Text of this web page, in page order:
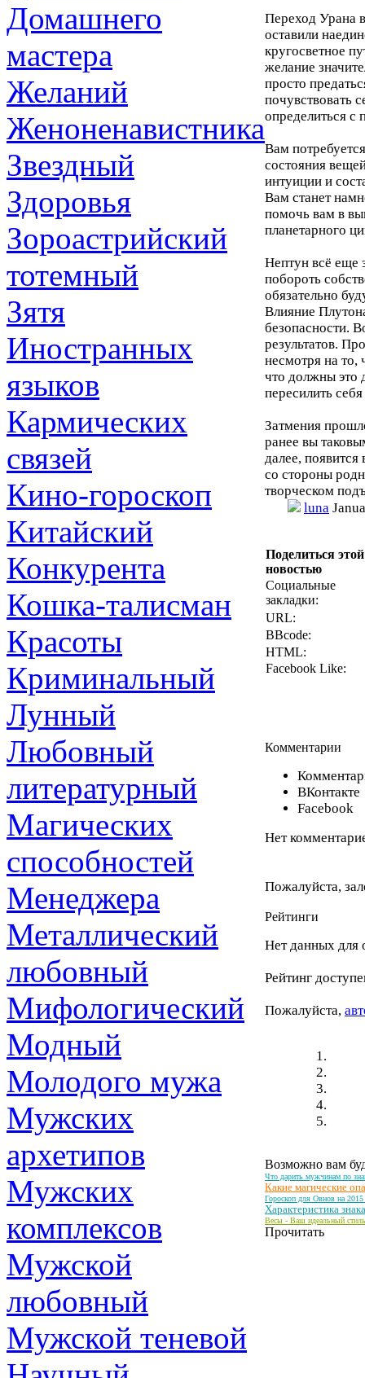
Домашнего
мастера
Желаний
Женоненавистника
Звездный
Здоровья
Зороастрийский
тотемный
Зятя
Иностранных
языков
Кармических
связей
Кино-гороскоп
Китайский
Конкурента
Кошка-талисман
Красоты
Криминальный
Лунный
Любовный
литературный
Магических
способностей
Менеджера
Металлический
любовный
Мифологический
Модный
Молодого мужа
Мужских
архетипов
Мужских
комплексов
Мужской
любовный
Мужской теневой
Переход Урана
оставили
кругосветное
желание
просто
почувствовать
определиться
Вам
состояния
интуиции и
Вам станет
помочь вам в
планетарного
Нептун всё еще
побороть
обязательно
Влияние
безопасности.
результатов.
несмотря на
что должны это
пересилить
Затмения
ранее вы
далее,
со стороны
творческом
luna
Поделиться этой
новостью
Социальные
закладки:
URL:
BBcode:
HTML:
Facebook Like:
Комментарии
ВКонтакте
Facebook
Нет
Пожалуйста,
Рейтинги
Нет данных для
Рейтинг
Пожалуйста,
Возможно вам
Что дарить мужчинам по
Какие магические
Гороскоп для Овнов на 2015
Характеристика
Весы - Ваш идеальный стиль
Прочитать